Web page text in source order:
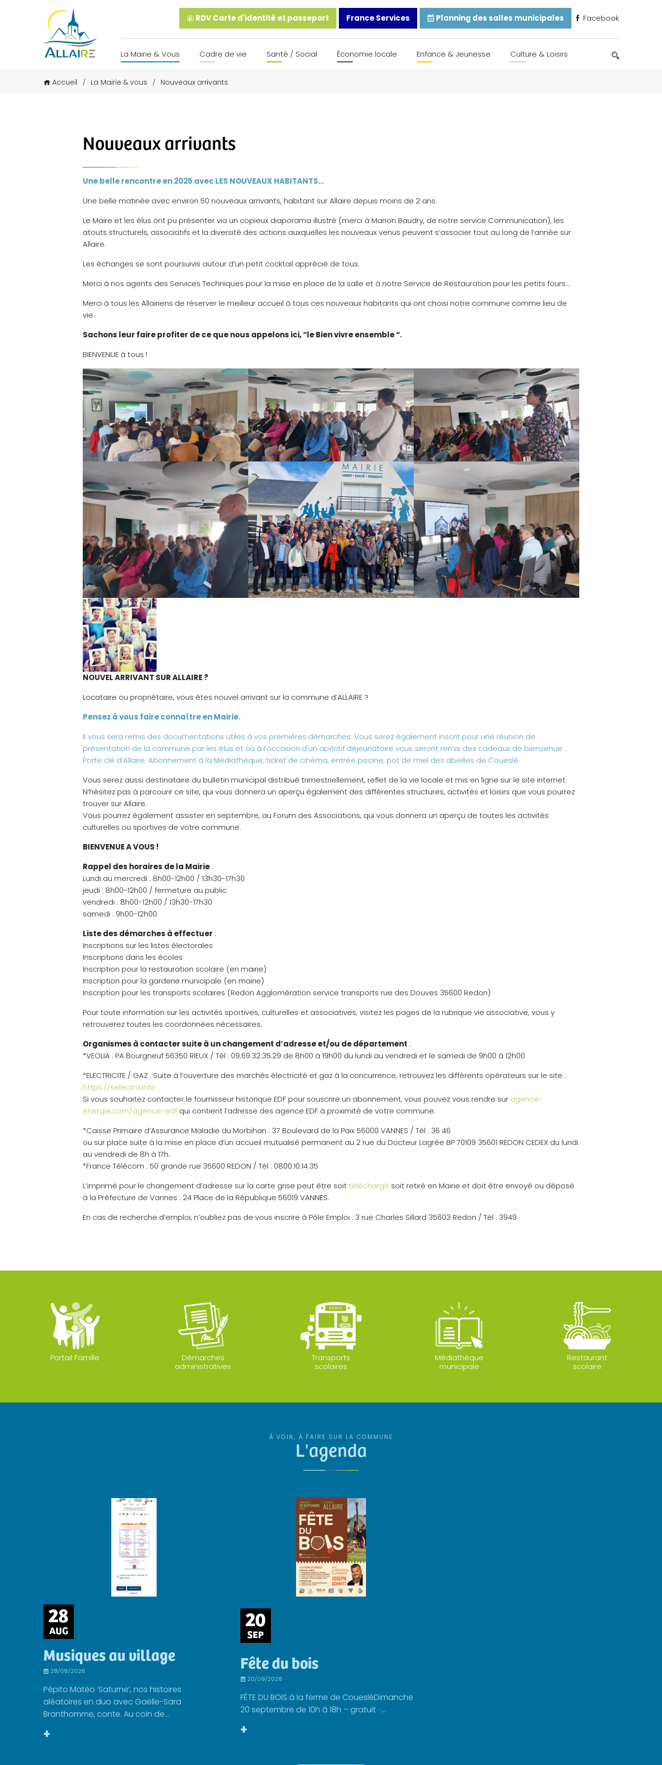
RDV Carte d'identité et passeport France Services Planning des salles municipales Facebook
La Mairie & Vous Cadre de vie Santé / Social Économie locale Enfance & Jeunesse Culture & Loisirs
Accueil / La Mairie & vous / Nouveaux arrivants
Nouveaux arrivants
Une belle rencontre en 2025 avec LES NOUVEAUX HABITANTS…
Une belle matinée avec environ 50 nouveaux arrivants, habitant sur Allaire depuis moins de 2 ans.
Le Maire et les élus ont pu présenter via un copieux diaporama illustré (merci à Manon Baudry, de notre service Communication), les
atouts structurels, associatifs et la diversité des actions auxquelles les nouveaux venus peuvent s’associer tout au long de l’année sur
Allaire.
Les échanges se sont poursuivis autour d’un petit cocktail apprécié de tous.
Merci à nos agents des Services Techniques pour la mise en place de la salle et à notre Service de Restauration pour les petits fours…
Merci à tous les Allairiens de réserver le meilleur accueil à tous ces nouveaux habitants qui ont choisi notre commune comme lieu de
vie.
Sachons leur faire profiter de ce que nous appelons ici, “le Bien vivre ensemble “.
BIENVENUE à tous !
NOUVEL ARRIVANT SUR ALLAIRE ?
Locataire ou propriétaire, vous êtes nouvel arrivant sur la commune d’ALLAIRE ?
Pensez à vous faire connaître en Mairie.
Il vous sera remis des documentations utiles à vos premières démarches. Vous serez également inscrit pour une réunion de
présentation de la commune par les élus et où à l’occasion d’un apéritif déjeunatoire vous seront remis des cadeaux de bienvenue :
Porte clé d’Allaire, Abonnement à la Médiathèque, ticket de cinéma, entrée piscine, pot de miel des abeilles de Coueslé.
Vous serez aussi destinataire du bulletin municipal distribué trimestriellement, reflet de la vie locale et mis en ligne sur le site internet.
N’hésitez pas à parcourir ce site, qui vous donnera un aperçu également des différentes structures, activités et loisirs que vous pourrez
trouver sur Allaire.
Vous pourrez également assister en septembre, au Forum des Associations, qui vous donnera un aperçu de toutes les activités
culturelles ou sportives de votre commune.
BIENVENUE A VOUS !
Rappel des horaires de la Mairie :
Lundi au mercredi : 8h00-12h00 / 13h30-17h30
jeudi : 8h00-12h00 / fermeture au public
vendredi : 8h00-12h00 / 13h30-17h30
samedi : 9h00-12h00
Liste des démarches à effectuer :
Inscriptions sur les listes électorales
Inscriptions dans les écoles
Inscription pour la restauration scolaire (en mairie)
Inscription pour la garderie municipale (en mairie)
Inscription pour les transports scolaires (Redon Agglomération service transports rue des Douves 35600 Redon)
Pour toute information sur les activités sportives, culturelles et associatives, visitez les pages de la rubrique vie associative, vous y
retrouverez toutes les coordonnées nécessaires.
Organismes à contacter suite à un changement d’adresse et/ou de département :
*VEOLIA : PA Bourgneuf 56350 RIEUX / Tél : 09.69.32.35.29 de 8h00 à 19h00 du lundi au vendredi et le samedi de 9h00 à 12h00
*ELECTRICITE / GAZ : Suite à l’ouverture des marchés électricité et gaz à la concurrence, retrouvez les différents opérateurs sur le site :
https://selectra.info
Si vous souhaitez contacter le fournisseur historique EDF pour souscrire un abonnement, vous pouvez vous rendre sur agence-
energie.com/agence-edf qui contient l’adresse des agence EDF à proximité de votre commune.
*Caisse Primaire d’Assurance Maladie du Morbihan : 37 Boulevard de la Paix 56000 VANNES / Tél : 36 46
ou sur place suite à la mise en place d’un accueil mutualisé permanent au 2 rue du Docteur Lagrée BP 70109 35601 REDON CEDEX du lundi
au vendredi de 8h à 17h.
*France Télécom : 50 grande rue 35600 REDON / Tél : 0800.10.14.35
L’imprimé pour le changement d’adresse sur la carte grise peut être soittéléchargé soit retiré en Mairie et doit être envoyé ou déposé
à la Préfecture de Vannes : 24 Place de la République 56019 VANNES.
En cas de recherche d’emploi, n’oubliez pas de vous inscrire à Pôle Emploi : 3 rue Charles Sillard 35603 Redon / Tél : 3949
Portail Famille
Démarches
administratives
Transports
scolaires
Médiathèque
municipale
Restaurant
scolaire
À VOIR, À FAIRE SUR LA COMMUNE
L'agenda
28
AUG
Musiques au village
28/08/2026
Pépito Matéo ‘Saturne’, nos histoires
aléatoires en duo avec Gaëlle-Sara
Branthomme, conte. Au coin de...
+
20
SEP
Fête du bois
20/09/2026
FÊTE DU BOIS à la ferme de CouesléDimanche
20 septembre de 10h à 18h – gratuit ·...
+